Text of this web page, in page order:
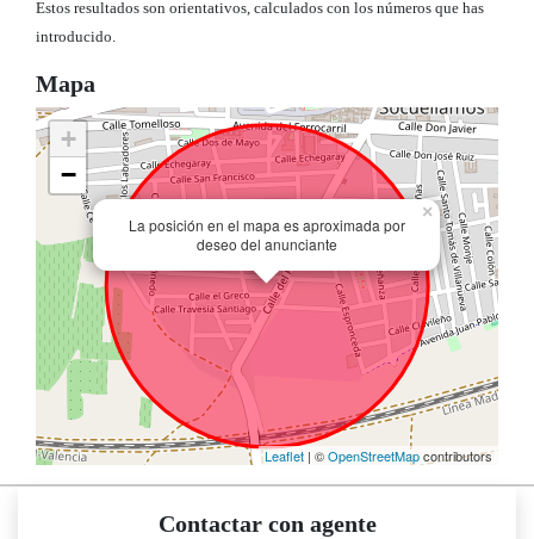
Estos resultados son orientativos, calculados con los números que has
introducido.
Mapa
La posición en el mapa es aproximada por
deseo del anunciante
×
+
−
Leaflet | ©OpenStreetMapcontributors
Contactar con agente